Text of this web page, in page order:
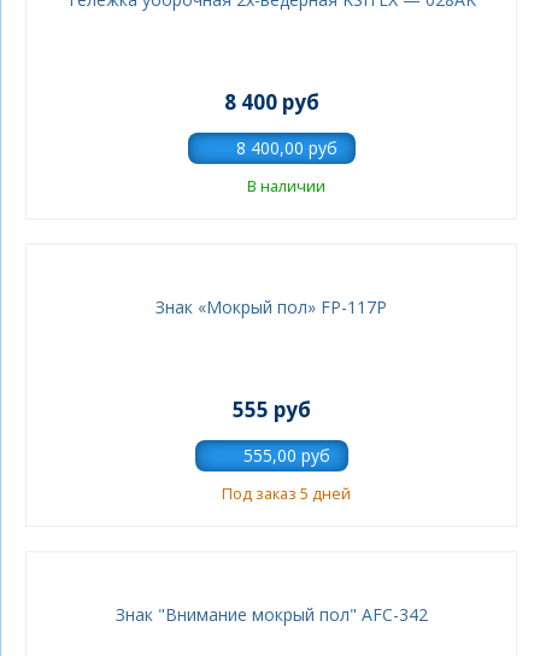
8 400 руб
В наличии
Знак «Мокрый пол» FP-117P
555 руб
Под заказ 5 дней
Знак "Внимание мокрый пол" AFC-342